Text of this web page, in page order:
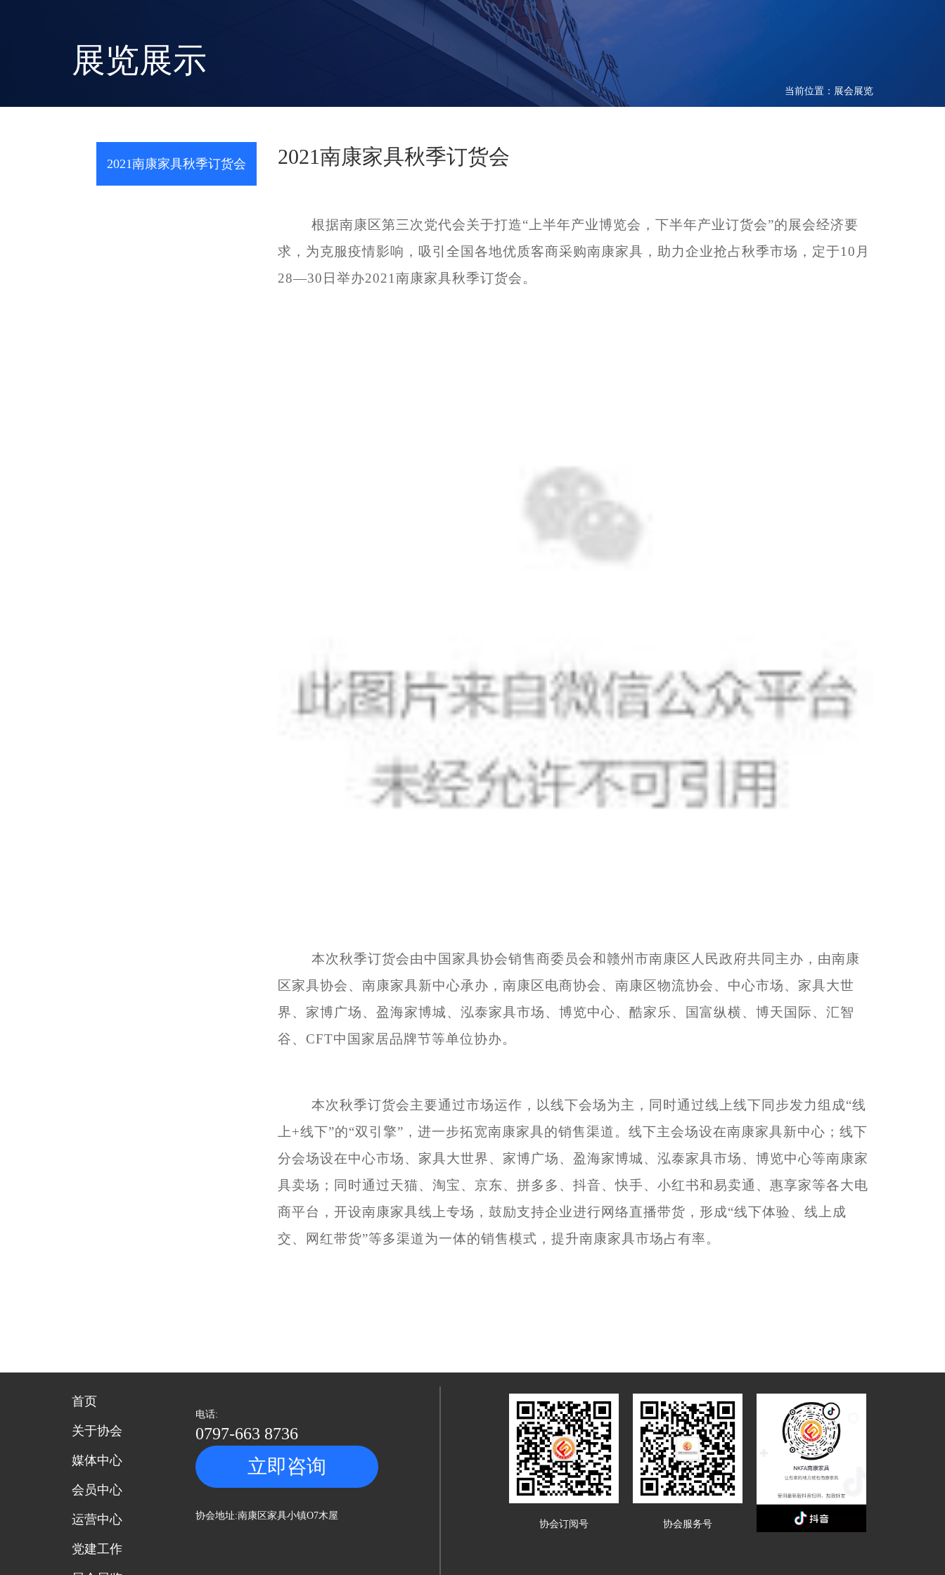
展览展示
当前位置：展会展览
2021南康家具秋季订货会 2021南康家具秋季订货会
根据南康区第三次党代会关于打造“上半年产业博览会，下半年产业订货会”的展会经济要
求，为克服疫情影响，吸引全国各地优质客商采购南康家具，助力企业抢占秋季市场，定于10月
28—30日举办2021南康家具秋季订货会。
本次秋季订货会由中国家具协会销售商委员会和赣州市南康区人民政府共同主办，由南康
区家具协会、南康家具新中心承办，南康区电商协会、南康区物流协会、中心市场、家具大世
界、家博广场、盈海家博城、泓泰家具市场、博览中心、酷家乐、国富纵横、博天国际、汇智
谷、 CFT中国家居品牌节等单位协办。
本次秋季订货会主要通过市场运作，以线下会场为主，同时通过线上线下同步发力组成“线
上+线下”的“双引擎”，进一步拓宽南康家具的销售渠道。线下主会场设在南康家具新中心；线下
分会场设在中心市场、家具大世界、家博广场、盈海家博城、泓泰家具市场、博览中心等南康家
具卖场；同时通过天猫、淘宝、京东、拼多多、抖音、快手、小红书和易卖通、惠享家等各大电
商平台，开设南康家具线上专场，鼓励支持企业进行网络直播带货，形成“线下体验、线上成
交、网红带货”等多渠道为一体的销售模式，提升南康家具市场占有率。
首页
关于协会
媒体中心
会员中心
运营中心
党建工作
电话:
0797-663 8736
立即咨询
协会地址:南康区家具小镇O7木屋
协会订阅号
协会服务号